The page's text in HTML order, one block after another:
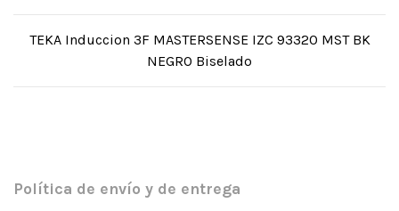
TEKA Induccion 3F MASTERSENSE IZC 93320 MST BK
NEGRO Biselado
Política de envío y de entrega